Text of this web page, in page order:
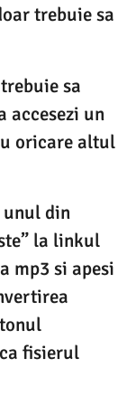
trebuie sa
sa
accesezi un
oricare altul
unul din
la linkul
mp3 si apesi
fisierul